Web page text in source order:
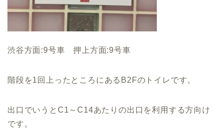
渋谷方面:9号車 押上方面:9号車
階段を1回上ったところにあるB2Fのトイレです。
出口でいうとC1～C14あたりの出口を利用する方向け
です。